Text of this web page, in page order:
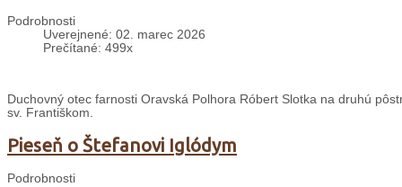
Podrobnosti
Uverejnené: 02. marec 2026
Prečítané: 499x
Duchovný otec farnosti Oravská Polhora Róbert Slotka na druhú
sv. Františkom.
Pieseň o Štefanovi Iglódym
Podrobnosti